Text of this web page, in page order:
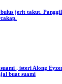
jerit takut.
, isteri Along
buat suami